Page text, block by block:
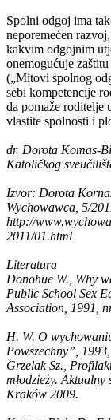
Spolni odgoj ima
neporemećen
kakvim odgojnim
onemogućuje
(„Mitovi spolnog
sebi kompetencije
da pomaže roditelje
vlastite spolnosti i
dr. Dorota Komas-
Katoličkog
Izvor: Dorota
Wychowawca, 5/
http://
2011/01.html
Literatura
Donohue W., Why
Public School Sex
Association, 1991,
H. W. O
Powszechny”,
Grzelak Sz.,
młodzieży.
Kraków 2009.